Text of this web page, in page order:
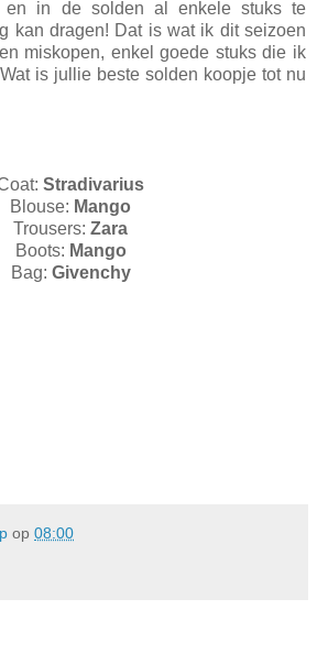
en in de solden al enkele stuks te
kan dragen! Dat is wat ik dit seizoen
miskopen, enkel goede stuks die ik
is jullie beste solden koopje tot nu
Stradivarius
Blouse: Mango
Trousers: Zara
Boots: Mango
Bag: Givenchy
op 08:00